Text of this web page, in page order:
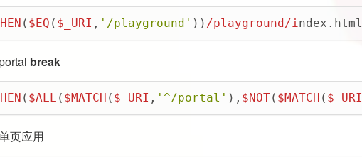
( $EQ ( $_URI , '/playground' )) /playground/index.html
break
( $ALL ( $MATCH ( $_URI , '^/portal' ), $NOT( $MATCH ( $_URI
页应用